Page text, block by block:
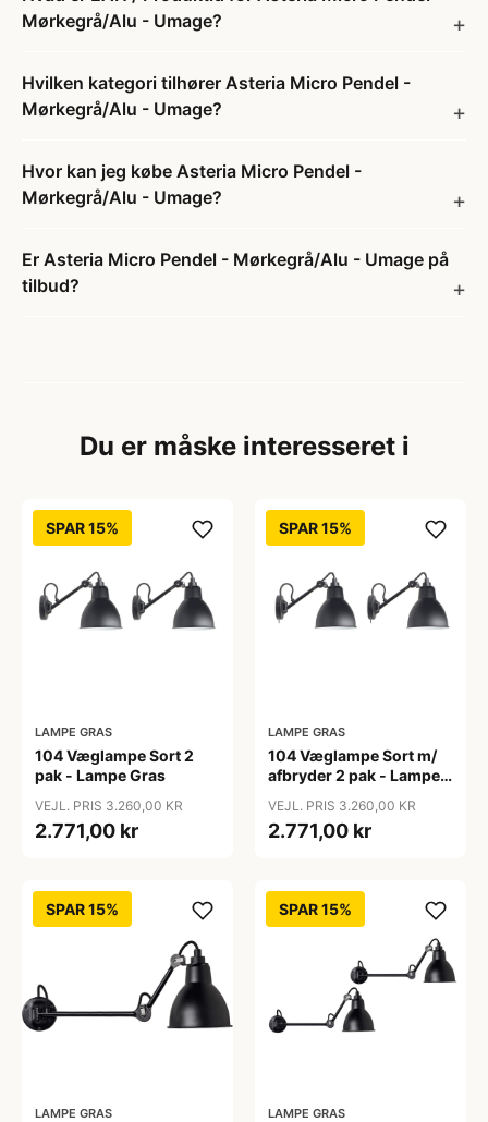
Mørkegrå/Alu - Umage?
Hvilken kategori tilhører Asteria Micro Pendel -
Mørkegrå/Alu - Umage?
Hvor kan jeg købe Asteria Micro Pendel -
Mørkegrå/Alu - Umage?
Er Asteria Micro Pendel - Mørkegrå/Alu - Umage på
tilbud?
Du er måske interesseret i
SPAR 15%
LAMPE GRAS
104 Væglampe Sort 2
pak - Lampe Gras
VEJL. PRIS 3.260,00 KR
2.771,00 kr
SPAR 15%
LAMPE GRAS
104 Væglampe Sort m/
afbryder 2 pak - Lampe
VEJL. PRIS 3.260,00 KR
2.771,00 kr
SPAR 15%
LAMPE GRAS
SPAR 15%
LAMPE GRAS